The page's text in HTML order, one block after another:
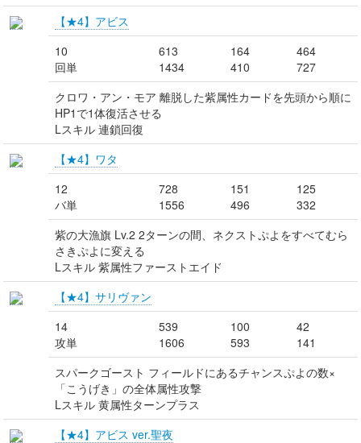
【★4】アビス
10
回単
613
1434
164
410
464
727
クロワ・アン・モア 離脱した紫属性カードを先頭から順に
HP1で1体復活させる
Lスキル 連鎖回復
【★4】ワタ
12
バ単
728
1556
151
496
125
332
紫の大漁旗 Lv.2 2ターンの間、ネクストぷよをすべてむら
さきぷよに変える
Lスキル 紫属性ファーストエイド
【★4】サリヴァン
14
攻単
539
1606
100
593
42
141
スパークゴースト フィールドにあるチャンスぷよの数×
「こうげき」の全体属性攻撃
Lスキル 黄属性ターンプラス
【★4】アビス ver.聖夜